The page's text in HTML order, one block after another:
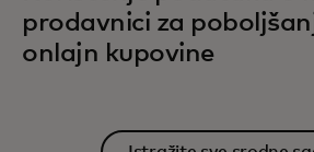
prodavnici za
onlajn kupovine